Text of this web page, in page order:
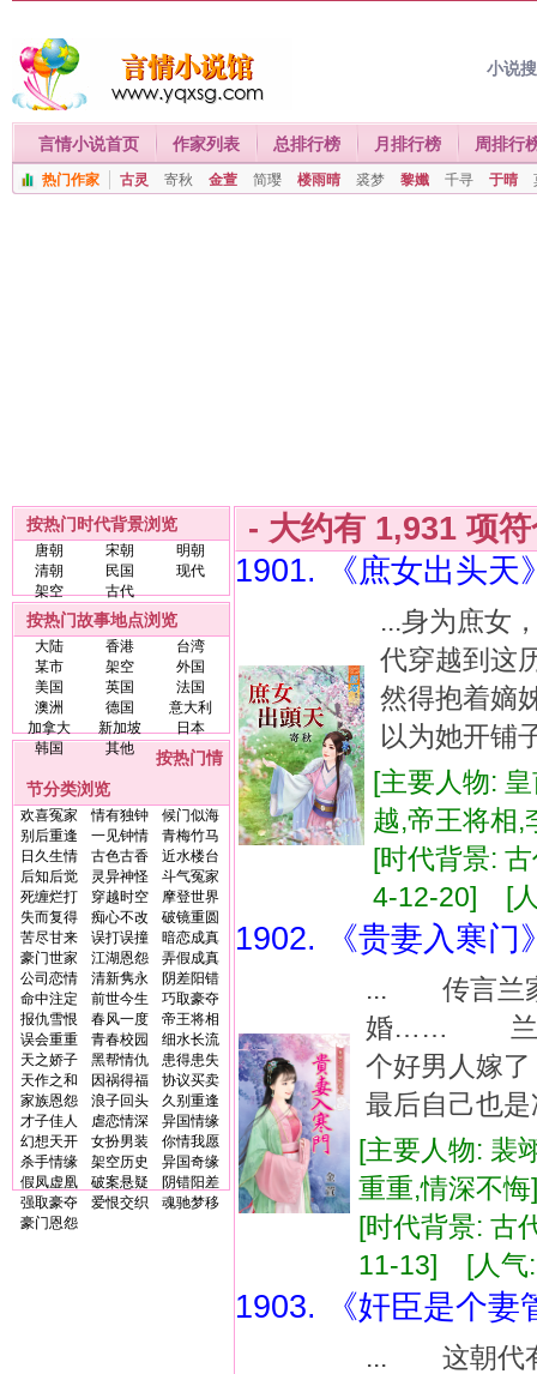
小说
言情小说首页 作家列表 总排行榜 月排行榜 周排行
热门作家 古灵 寄秋 金萱 简璎 楼雨晴 裘梦 黎孅 千寻 于晴
按热门时代背景浏览
唐朝 宋朝
明朝
清朝
民国
现代
架空
古代
按热门故事地点浏览
大陆 香港
台湾
某市
架空
外国
美国
英国
法国
澳洲
德国
意大利
加拿大
新加坡
日本
韩国
其他
按热门情
节分类浏览
欢喜冤家 情有独钟
候门似海
别后重逢
一见钟情
青梅竹马
日久生情
古色古香
近水楼台
后知后觉
灵异神怪
斗气冤家
死缠烂打
穿越时空
摩登世界
失而复得
痴心不改
破镜重圆
苦尽甘来
误打误撞
暗恋成真
豪门世家
江湖恩怨
弄假成真
公司恋情
清新隽永
阴差阳错
命中注定
前世今生
巧取豪夺
报仇雪恨
春风一度
帝王将相
误会重重
青春校园
细水长流
天之娇子
黑帮情仇
患得患失
天作之和
因祸得福
协议买卖
家族恩怨
浪子回头
久别重逢
才子佳人
虐恋情深
异国情缘
幻想天开
女扮男装
你情我愿
杀手情缘
架空历史
异国奇缘
假凤虚凰
破案悬疑
阴错阳差
强取豪夺
爱恨交织
魂驰梦移
豪门恩怨
- 大约有 1,931 项
1901. 《庶女出头天
...身为庶女
代穿越到这
然得抱着嫡
以为她开铺
[主要人物:
越,帝王将
[时代背景:
4-12-20] [
1902. 《贵妻入寒门
... 传言兰家
婚…… 兰郁
个好男人嫁
最后自己也
[主要人物:
重重,情深不
[时代背景:
11-13] [人
1903. 《奸臣是个妻
... 这朝代有